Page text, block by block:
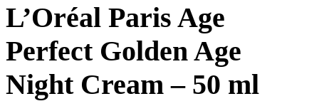
L’Oréal Paris Age
Perfect Golden Age
Night Cream – 50 ml